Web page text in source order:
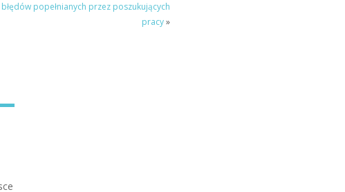
popełnianych przez poszukujących
pracy»